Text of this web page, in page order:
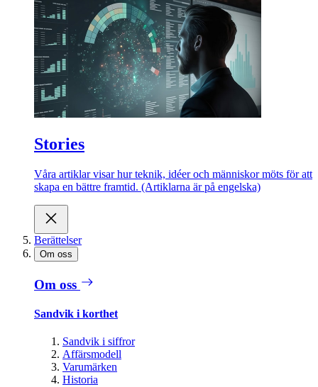
Stories
Våra artiklar visar hur teknik, idéer och människor möts för att
skapa en bättre framtid. (Artiklarna är på engelska)
Berättelser
Om oss
Om oss
Sandvik i korthet
Sandvik i siffror
Affärsmodell
Varumärken
Historia